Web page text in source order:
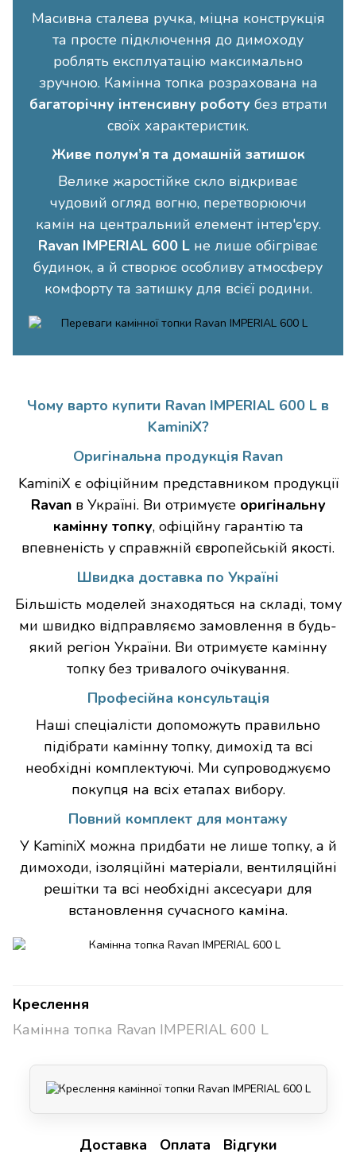
Масивна сталева ручка, міцна конструкція
та просте підключення до димоходу
роблять експлуатацію максимально
зручною. Камінна топка розрахована на
багаторічну інтенсивну роботу без втрати
своїх характеристик.
Живе полум’я та домашній затишок
Велике жаростійке скло відкриває
чудовий огляд вогню, перетворюючи
камін на центральний елемент інтер'єру.
Ravan IMPERIAL 600 L не лише обігріває
будинок, а й створює особливу атмосферу
комфорту та затишку для всієї родини.
Чому варто купити Ravan IMPERIAL 600 L в
KaminiX?
Оригінальна продукція Ravan
KaminiX є офіційним представником продукції
Ravanв Україні. Ви отримуєте оригінальну
камінну топку, офіційну гарантію та
впевненість у справжній європейській якості.
Швидка доставка по Україні
Більшість моделей знаходяться на складі, тому
ми швидко відправляємо замовлення в будь-
який регіон України. Ви отримуєте камінну
топку без тривалого очікування.
Професійна консультація
Наші спеціалісти допоможуть правильно
підібрати камінну топку, димохід та всі
необхідні комплектуючі. Ми супроводжуємо
покупця на всіх етапах вибору.
Повний комплект для монтажу
У KaminiX можна придбати не лише топку, а й
димоходи, ізоляційні матеріали, вентиляційні
решітки та всі необхідні аксесуари для
встановлення сучасного каміна.
Креслення
Камінна топка Ravan IMPERIAL 600 L
Доставка Оплата Відгуки